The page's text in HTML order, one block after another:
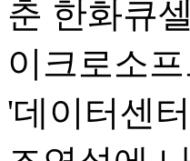
춘 한화큐
이크로소
'데이터센